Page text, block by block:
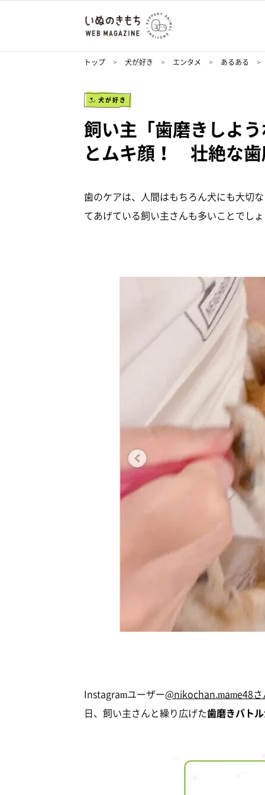
トップ 犬が好き エンタメ あるある
犬が好き
飼い主「歯磨きしよ
とムキ顔！ 壮絶な
歯のケアは、人間はもちろん犬にも大切
てあげている飼い主さんも多いことでし
Instagramユーザー@nikochan.mame48
日、飼い主さんと繰り広げた歯磨きバト